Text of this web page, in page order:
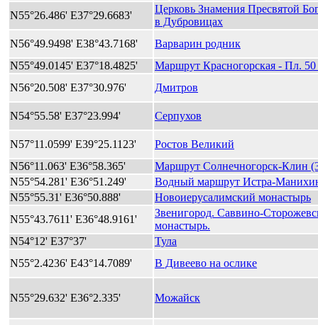
N55°26.486' E37°29.6683'
Церковь Знамения Пресвятой
в Дубровицах
N56°49.9498' E38°43.7168'
Варварин родник
N55°49.0145' E37°18.4825'
Маршрут Красногорская - Пл.
N56°20.508' E37°30.976'
Дмитров
N54°55.58' E37°23.994' Серпухов
N57°11.0599' E39°25.1123'
Ростов Великий
N56°11.063' E36°58.365'
Маршрут Солнечногорск-Клин
N55°54.281' E36°51.249'
Водный маршрут Истра-
N55°55.31' E36°50.888'
Новоиерусалимский монастырь
N55°43.7611' E36°48.9161'
Звенигород. Саввино-
монастырь.
N54°12' E37°37'
Тула
N55°2.4236' E43°14.7089'
В Дивеево на ослике
N55°29.632' E36°2.335' Можайск